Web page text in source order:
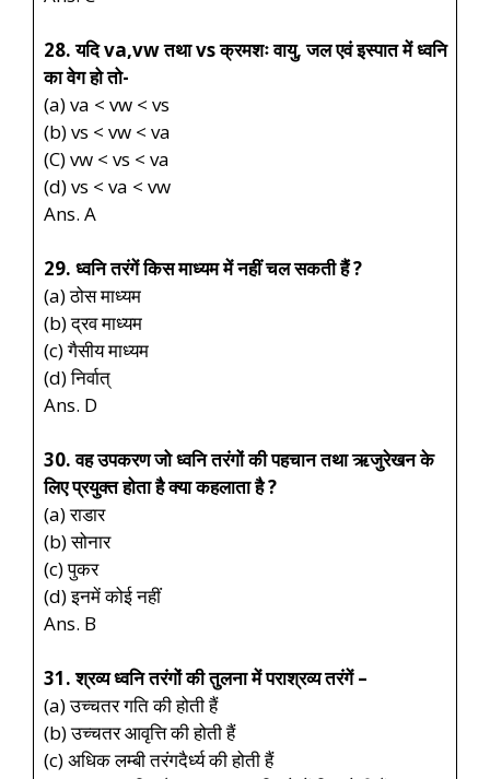
28. यदि va,vw तथा vs क्रमशः वायु, जल एवं इस्पात में ध्वनि
का वेग हो तो-
(a) va < vw < vs
(b) vs < vw < va
(C) vw < vs < va
(d) vs < va < vw
Ans. A
29. ध्वनि तरंगें किस माध्यम में नहीं चल सकती हैं ?
(a) ठोस माध्यम
(b) द्रव माध्यम
(c) गैसीय माध्यम
(d) निर्वात्
Ans. D
30. वह उपकरण जो ध्वनि तरंगों की पहचान तथा ऋजुरेखन के
लिए प्रयुक्त होता है क्या कहलाता है ?
(a) राडार
(b) सोनार
(c) पुकर
(d) इनमें कोई नहीं
Ans. B
31. श्रव्य ध्वनि तरंगों की तुलना में पराश्रव्य तरंगें –
(a) उच्चतर गति की होती हैं
(b) उच्चतर आवृत्ति की होती हैं
(c) अधिक लम्बी तरंगदैर्ध्य की होती हैं